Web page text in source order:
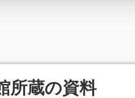
所蔵の資料